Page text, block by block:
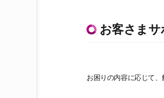
お客さまサ
お困りの内容に応じて